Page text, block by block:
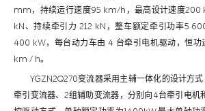
mm，持续运行速度95 km/h，最高设计速度200
kN、持续牵引力 212 kN，整车额定牵引功率5
400 kW，每台动力车由 4 台牵引电机驱动，恒
km / h。
YGZN2Q270变流器采用主辅一体化的设计方
牵引变流器、2组辅助变流器，分别向4台牵引电机